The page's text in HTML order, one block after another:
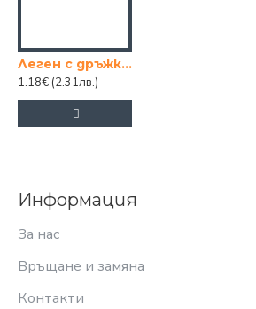
Леген с дръжки 3 литра 1-во качество
1.18€ (2.31лв.)
Информация
За нас
Връщане и замяна
Контакти